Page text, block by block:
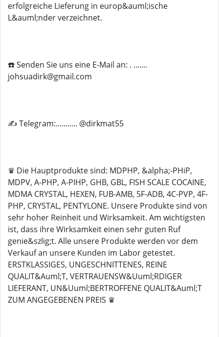
erfolgreiche Lieferung in europ&auml;ische
L&auml;nder verzeichnet.
☎️ Senden Sie uns eine E-Mail an: . .......
johsuadirk@gmail.com
✍️ Telegram:........... @dirkmat55
♛ Die Hauptprodukte sind: MDPHP, &alpha;-PHiP,
MDPV, A-PHP, A-PIHP, GHB, GBL, FISH SCALE COCAINE,
MDMA CRYSTAL, HEXEN, FUB-AMB, 5F-ADB, 4C-PVP, 4F-
PHP, CRYSTAL, PENTYLONE. Unsere Produkte sind von
sehr hoher Reinheit und Wirksamkeit. Am wichtigsten
ist, dass ihre Wirksamkeit einen sehr guten Ruf
genie&szlig;t. Alle unsere Produkte werden vor dem
Verkauf an unsere Kunden im Labor getestet.
ERSTKLASSIGES, UNGESCHNITTENES, REINE
QUALIT&Auml;T, VERTRAUENSW&Uuml;RDIGER
LIEFERANT, UN&Uuml;BERTROFFENE QUALIT&Auml;T
ZUM ANGEGEBENEN PREIS ♛